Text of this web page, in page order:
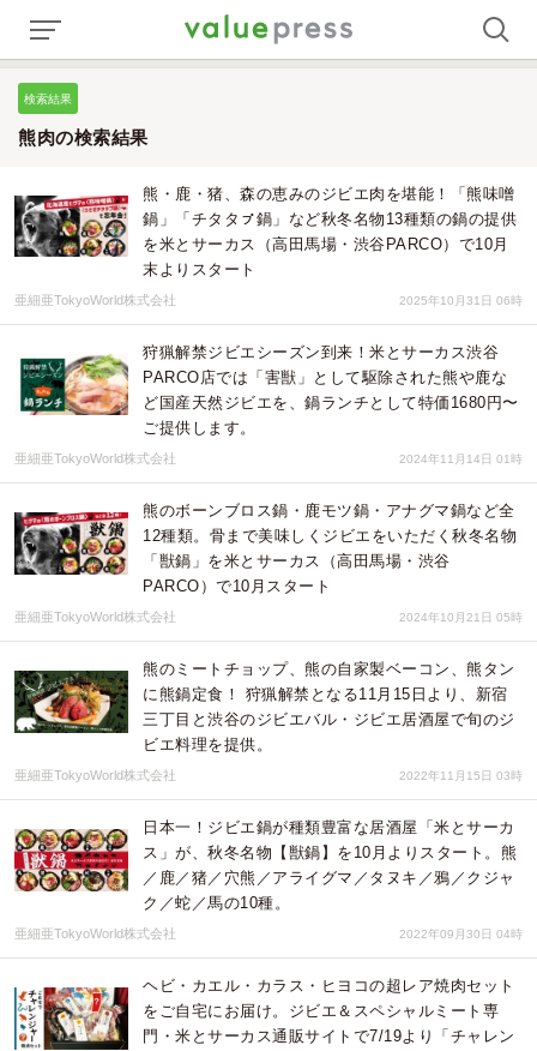
検索結果
熊肉の検索結果
熊・鹿・猪、森の恵みのジビエ肉を堪能！「熊味噌
鍋」「チタタㇷ゚鍋」など秋冬名物13種類の鍋の提供
を米とサーカス（高田馬場・渋谷PARCO）で10月
末よりスタート
亜細亜TokyoWorld株式会社 2025年10月31日 06時
狩猟解禁ジビエシーズン到来！米とサーカス渋谷
PARCO店では「害獣」として駆除された熊や鹿な
ど国産天然ジビエを、鍋ランチとして特価1680円〜
ご提供します。
亜細亜TokyoWorld株式会社 2024年11月14日 01時
熊のボーンブロス鍋・鹿モツ鍋・アナグマ鍋など全
12種類。骨まで美味しくジビエをいただく秋冬名物
「獣鍋」を米とサーカス（高田馬場・渋谷
PARCO）で10月スタート
亜細亜TokyoWorld株式会社 2024年10月21日 05時
熊のミートチョップ、熊の自家製ベーコン、熊タン
に熊鍋定食！ 狩猟解禁となる11月15日より、新宿
三丁目と渋谷のジビエバル・ジビエ居酒屋で旬のジ
ビエ料理を提供。
亜細亜TokyoWorld株式会社 2022年11月15日 03時
日本一！ジビエ鍋が種類豊富な居酒屋「米とサーカ
ス」が、秋冬名物【獣鍋】を10月よりスタート。熊
／鹿／猪／穴熊／アライグマ／タヌキ／鴉／クジャ
ク／蛇／馬の10種。
亜細亜TokyoWorld株式会社 2022年09月30日 04時
ヘビ・カエル・カラス・ヒヨコの超レア焼肉セット
をご自宅にお届け。ジビエ＆スペシャルミート専
門・米とサーカス通販サイトで7/19より「チャレン